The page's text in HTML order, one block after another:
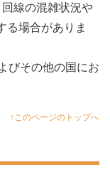
線の混雑状況や
る場合がありま
びその他の国にお
↑このページのトップへ